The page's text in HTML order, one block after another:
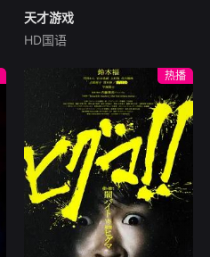
天才游戏
彭昱畅
穷途末路的天才少年刘全龙
（彭昱畅 饰），被偏执富家公
子陈伦（丁禹兮 饰）选中，被
迫踏入一场为他量身打造的
“换命游戏”。豪华别墅、名车
名表、神秘女友全部备齐，在
陈伦的精心打造下，刘全龙瞬
间拥有顶配人生。
天才游戏
HD国语
热播